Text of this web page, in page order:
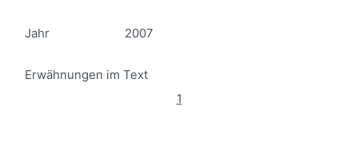
Jahr 2007
Erwähnungen im Text
1